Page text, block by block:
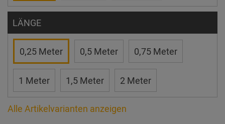
LÄNGE
0,25 Meter 0,5 Meter 0,75 Meter
1 Meter 1,5 Meter 2 Meter
Alle Artikelvarianten anzeigen